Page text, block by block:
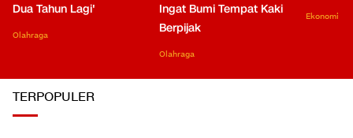
Dua Tahun Lagi'
Olahraga
Ingat Bumi Tempat Kaki
Berpijak
Olahraga
Ekonomi
TERPOPULER